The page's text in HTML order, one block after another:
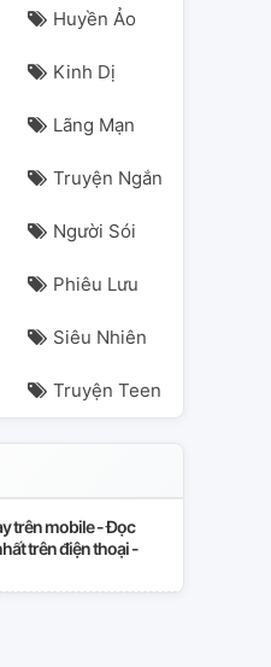
Huyền Ảo
Kinh Dị
Lãng Mạn
Truyện Ngắn
Người Sói
Phiêu Lưu
Siêu Nhiên
Truyện Teen
trên mobile - Đọc
trên điện thoại -